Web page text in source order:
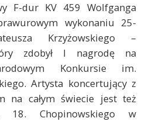
F-dur KV 459 Wolfganga
wykonaniu 25-
Krzyżowskiego –
zdobył I nagrodę na
Konkursie im.
Artysta koncertujący z
na całym świecie jest też
18. Chopinowskiego w